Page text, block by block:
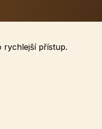
rychlejší přístup.